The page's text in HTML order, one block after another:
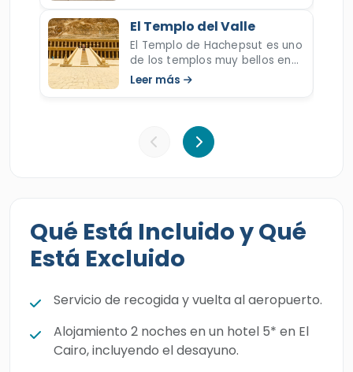
El Templo del Valle
El Templo de Hachepsut es uno
de los templos muy bellos en
Egipto, lee mas sobre este
Leer más
Qué Está Incluido y Qué
Está Excluido
Servicio de recogida y vuelta al aeropuerto.
Alojamiento 2 noches en un hotel 5* en El
Cairo, incluyendo el desayuno.